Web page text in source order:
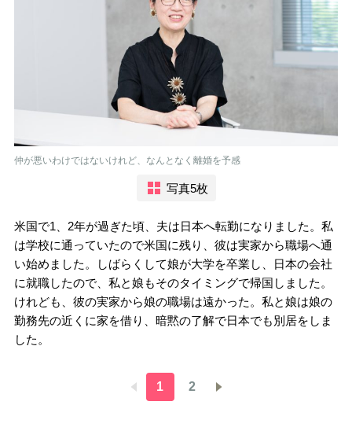
仲が悪いわけではないけれど、なんとなく離婚を予感
写真5枚
米国で1、2年が過ぎた頃、夫は日本へ転勤になりました。私
は学校に通っていたので米国に残り、彼は実家から職場へ通
い始めました。しばらくして娘が大学を卒業し、日本の会社
に就職したので、私と娘もそのタイミングで帰国しました。
けれども、彼の実家から娘の職場は遠かった。私と娘は娘の
勤務先の近くに家を借り、暗黙の了解で日本でも別居をしま
した。
1 2